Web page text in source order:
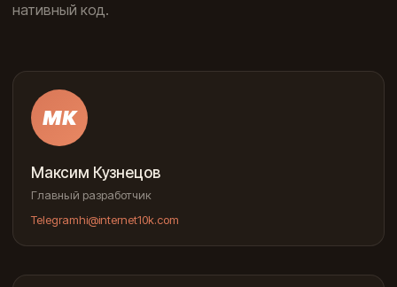
нативный код.
МК
Максим Кузнецов
Главный разработчик
Telegramhi@internet10k.com